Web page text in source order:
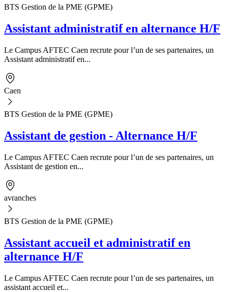
BTS Gestion de la PME (GPME)
Assistant administratif en alternance H/F
Le Campus AFTEC Caen recrute pour l’un de ses partenaires, un
Assistant administratif en...
Caen
BTS Gestion de la PME (GPME)
Assistant de gestion - Alternance H/F
Le Campus AFTEC Caen recrute pour l’un de ses partenaires, un
Assistant de gestion en...
avranches
BTS Gestion de la PME (GPME)
Assistant accueil et administratif en
alternance H/F
Le Campus AFTEC Caen recrute pour l’un de ses partenaires, un
assistant accueil et...